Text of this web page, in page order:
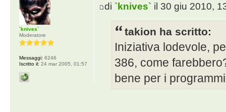
di `knives`il 30 giu 2010,
takion ha scritto:
Iniziativa lodevole,
386, come
bene per i
`knives`
Moderatore
Messaggi: 6246
Iscritto il: 24 mar 2005, 01:57